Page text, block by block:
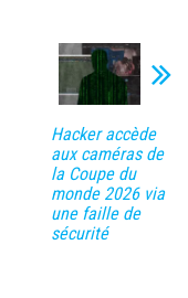
Hacker accède
aux caméras de
la Coupe du
monde 2026 via
une faille de
sécurité